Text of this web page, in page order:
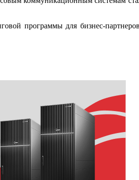
программы для бизнес-